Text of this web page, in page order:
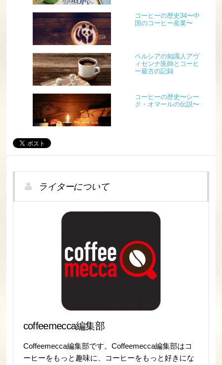
コーヒーの歴史34〜中
国のコーヒー産業〜
ペルシアの知識人アヴ
ィセンナ医師とコーヒ
ー最古の記録
コーヒーの歴史〜シー
ク・オマールの伝説〜
ライターについて
coffeemecca編集部
Coffeemecca編集部です。Coffeemecca編集部はコ
ーヒーをもっと趣味に、コーヒーをもっと好きにな